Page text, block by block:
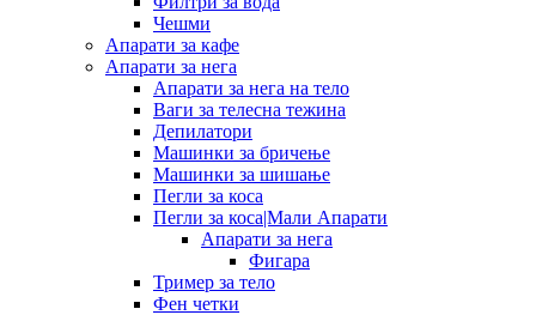
Чешми
Апарати за кафе
Апарати за нега
Апарати за нега на тело
Ваги за телесна тежина
Депилатори
Машинки за бричење
Машинки за шишање
Пегли за коса
Пегли за коса|Мали Апарати
Апарати за нега
Фигара
Тример за тело
Фен четки